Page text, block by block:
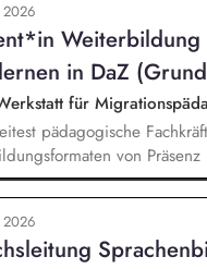
2026
in DaZ
für
pädagogische
von
Online-Selbstlernkurse
liegen dabei auf den
und
2026